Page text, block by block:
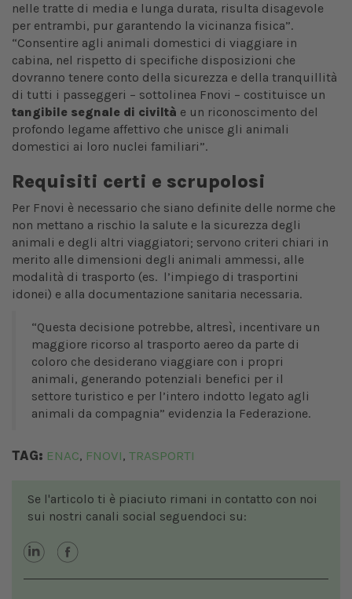
nelle tratte di media e lunga durata, risulta disagevole
per entrambi, pur garantendo la vicinanza fisica”.
“Consentire agli animali domestici di viaggiare in
cabina, nel rispetto di specifiche disposizioni che
dovranno tenere conto della sicurezza e della tranquillità
di tutti i passeggeri – sottolinea Fnovi – costituisce un
tangibile segnale di civiltà e un riconoscimento del
profondo legame affettivo che unisce gli animali
domestici ai loro nuclei familiari”.
Requisiti certi e scrupolosi
Per Fnovi è necessario che siano definite delle norme che
non mettano a rischio la salute e la sicurezza degli
animali e degli altri viaggiatori; servono criteri chiari in
merito alle dimensioni degli animali ammessi, alle
modalità di trasporto (es. l’impiego di trasportini
idonei) e alla documentazione sanitaria necessaria.
“Questa decisione potrebbe, altresì, incentivare un
maggiore ricorso al trasporto aereo da parte di
coloro che desiderano viaggiare con i propri
animali, generando potenziali benefici per il
settore turistico e per l’intero indotto legato agli
animali da compagnia” evidenzia la Federazione.
TAG: ENAC, FNOVI, TRASPORTI
Se l'articolo ti è piaciuto rimani in contatto con noi
sui nostri canali social seguendoci su: